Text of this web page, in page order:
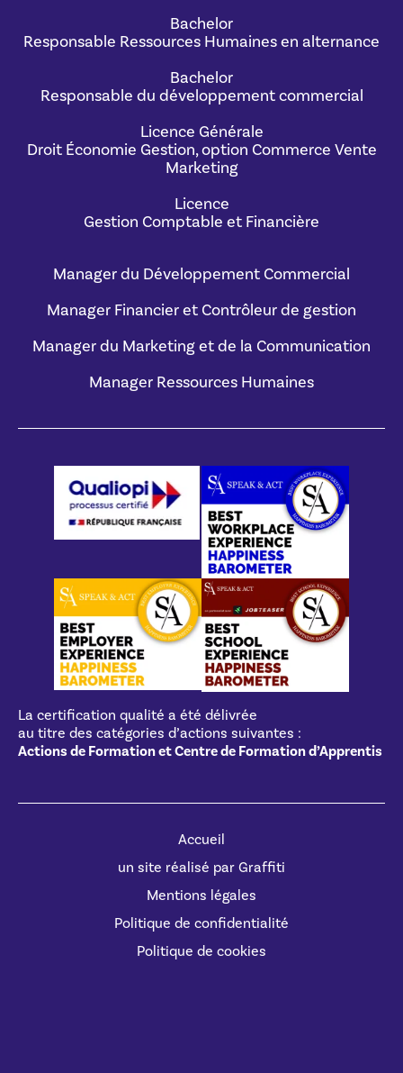
Bachelor
Responsable Ressources Humaines en alternance
Bachelor
Responsable du développement commercial
Licence Générale
Droit Économie Gestion, option Commerce Vente
Marketing
Licence
Gestion Comptable et Financière
Manager du Développement Commercial
Manager Financier et Contrôleur de gestion
Manager du Marketing et de la Communication
Manager Ressources Humaines
La certification qualité a été délivrée
au titre des catégories d’actions suivantes :
Actions de Formation et Centre de Formation d’Apprentis
Accueil
un site réalisé par Graffiti
Mentions légales
Politique de confidentialité
Politique de cookies